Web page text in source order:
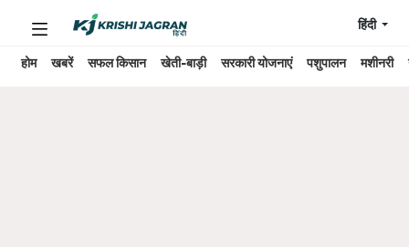
होम खबरें सफल किसान खेती-बाड़ी सरकारी योजनाएं पशुपालन मशीनरी
हिंदी